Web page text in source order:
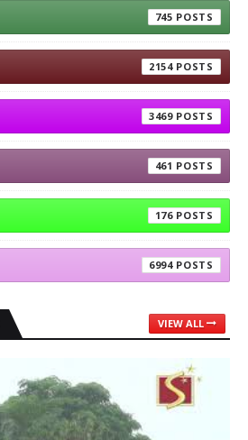
745
2154
3469
461
176
6994
VIEW ALL